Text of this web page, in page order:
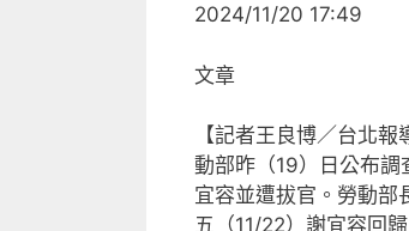
2024/11/20 17:49
文章
【記者王良博／台北
動部昨（19）日公布
宜容並遭拔官。勞動部
五（11/22）謝宜容回